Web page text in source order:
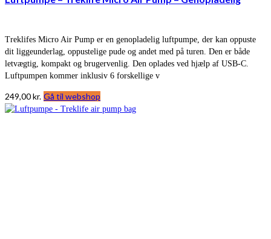
Treklifes Micro Air Pump er en genopladelig luftpumpe, der kan oppuste
dit liggeunderlag, oppustelige pude og andet med på turen. Den er både
letvægtig, kompakt og brugervenlig. Den oplades ved hjælp af USB-C.
Luftpumpen kommer inklusiv 6 forskellige v
249,00kr. Gå til webshop